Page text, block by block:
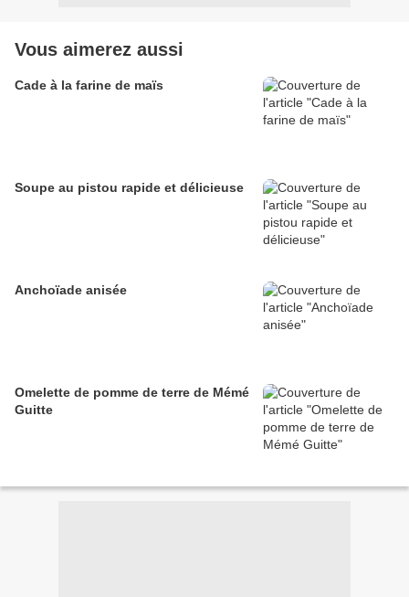
Vous aimerez aussi
Cade à la farine de maïs
Soupe au pistou rapide et délicieuse
Anchoïade anisée
Omelette de pomme de terre de Mémé
Guitte